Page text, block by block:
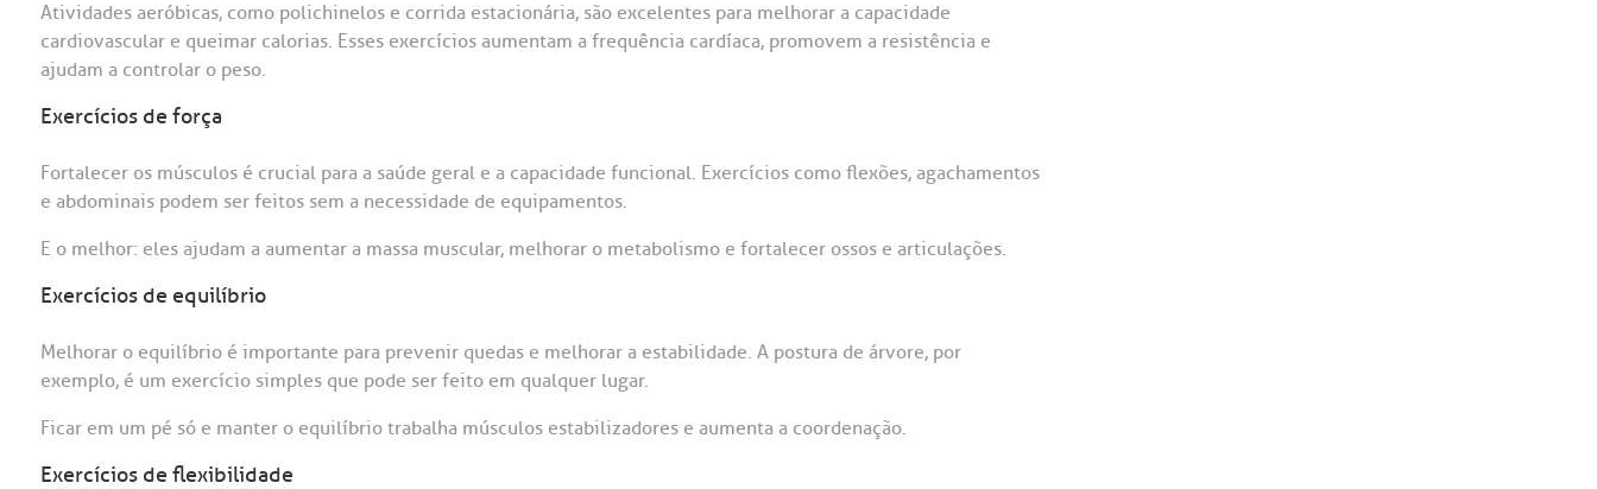
Atividades aeróbicas, como polichinelos e corrida estacionária, são excelentes para melhorar a capacidade
cardiovascular e queimar calorias. Esses exercícios aumentam a frequência cardíaca, promovem a resistência e
ajudam a controlar o peso.
Exercícios de força
Fortalecer os músculos é crucial para a saúde geral e a capacidade funcional. Exercícios como flexões, agachamentos
e abdominais podem ser feitos sem a necessidade de equipamentos.
E o melhor: eles ajudam a aumentar a massa muscular, melhorar o metabolismo e fortalecer ossos e articulações.
Exercícios de equilíbrio
Melhorar o equilíbrio é importante para prevenir quedas e melhorar a estabilidade. A postura de árvore, por
exemplo, é um exercício simples que pode ser feito em qualquer lugar.
Ficar em um pé só e manter o equilíbrio trabalha músculos estabilizadores e aumenta a coordenação.
Exercícios de flexibilidade